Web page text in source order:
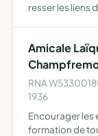
resser les liens
Amicale
RNA
1936
Encourager les
formation de